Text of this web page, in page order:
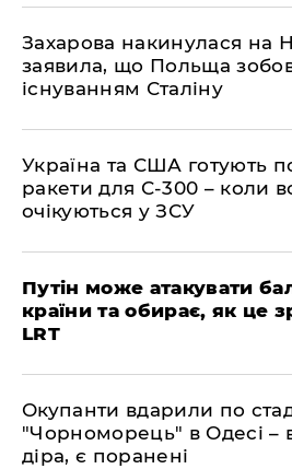
​Захарова накинулася на
заявила, що Польща
існуванням Сталіну
​Україна та США готують
ракети для С-300 – коли
очікуються у ЗСУ
​Путін може атакувати
країни та обирає, як це
LRT
​Окупанти вдарили по
"Чорноморець" в Одесі –
діра, є поранені